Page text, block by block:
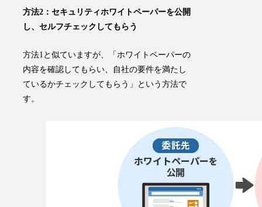
方法2：セキュリティホワイトペーパーを公開
し、セルフチェックしてもらう
方法1と似ていますが、「 ホワイトペーパーの
内容を確認してもらい、自社の要件を満たし
ているかチェックしてもらう 」という方法で
す。